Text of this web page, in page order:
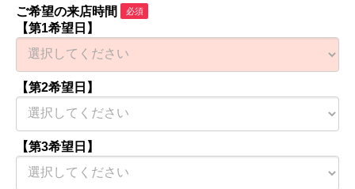
ご希望の来店時間 必須
【第1希望日】
【第2希望日】
【第3希望日】